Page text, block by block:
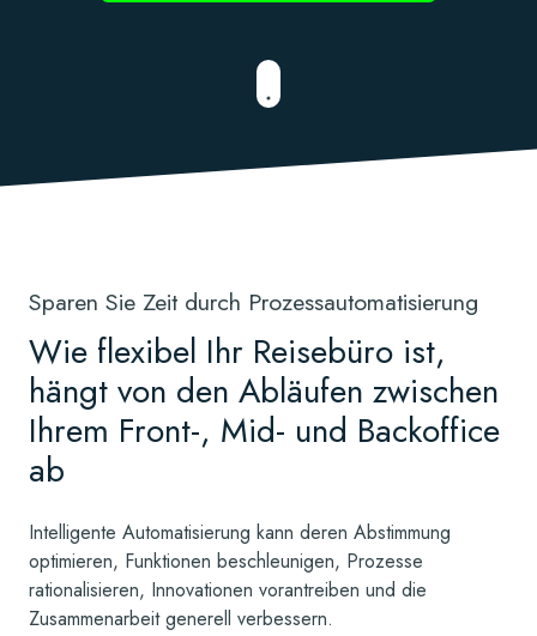
Sparen Sie Zeit durch Prozessautomatisierung
Wie flexibel Ihr Reisebüro ist,
hängt von den Abläufen zwischen
Ihrem Front-, Mid- und Backoffice
ab
Intelligente Automatisierung kann deren Abstimmung
optimieren, Funktionen beschleunigen, Prozesse
rationalisieren, Innovationen vorantreiben und die
Zusammenarbeit generell verbessern.